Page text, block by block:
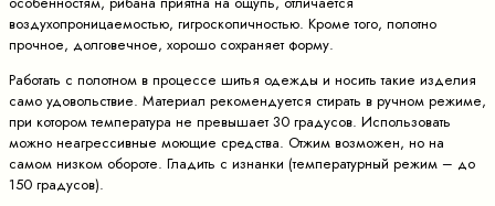
воздухопроницаемостью, гигроскопичностью. Кроме того, полотно
прочное, долговечное, хорошо сохраняет форму.
Работать с полотном в процессе шитья одежды и носить такие изделия
само удовольствие. Материал рекомендуется стирать в ручном режиме,
при котором температура не превышает 30 градусов. Использовать
можно неагрессивные моющие средства. Отжим возможен, но на
самом низком обороте. Гладить с изнанки (температурный режим – до
150 градусов).